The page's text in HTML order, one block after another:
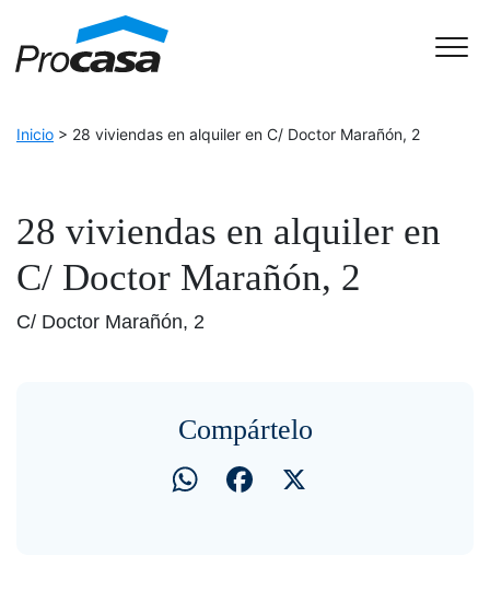
Main Navigation
Inicio > 28 viviendas en alquiler en C/ Doctor Marañón, 2
28 viviendas en alquiler en
C/ Doctor Marañón, 2
C/ Doctor Marañón, 2
Compártelo
WhatsAppFacebook